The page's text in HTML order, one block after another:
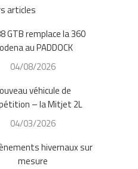
articles
GTB remplace la 360
au PADDOCK
04/08/2026
véhicule de
– la Mitjet 2L
04/03/2026
hivernaux sur
mesure